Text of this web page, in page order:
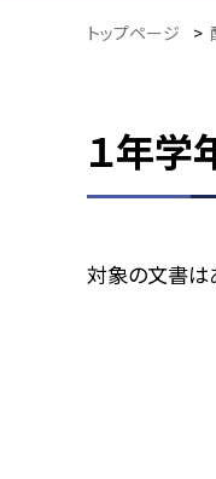
トップページ >
１年学
対象の文書は